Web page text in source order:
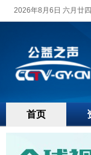
2026年8月6日 六月廿
首页